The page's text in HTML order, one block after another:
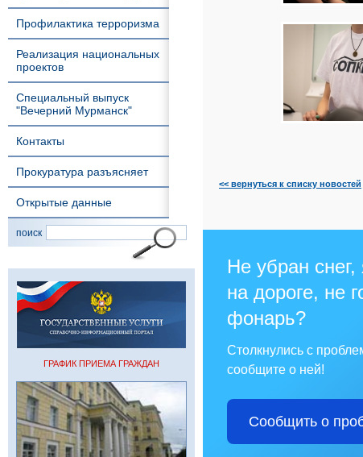
Профилактика терроризма
Реализация национальных
проектов
Специальный выпуск
"Вечерний Мурманск"
Контакты
Прокуратура разъясняет
Открытые данные
поиск
ГРАФИК ПРИЕМА ГРАЖДАН
<< вернуться к списку новостей
Не убран
на дороге, не
фонарь?
Столкнулись с
сообщите о ней!
Сообщить о